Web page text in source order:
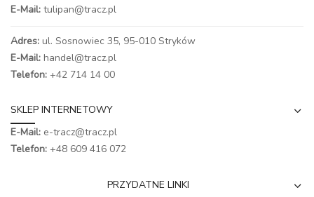
E-Mail: tulipan@tracz.pl
Adres: ul. Sosnowiec 35, 95-010 Stryków
E-Mail: handel@tracz.pl
Telefon: +42 714 14 00
SKLEP INTERNETOWY
E-Mail: e-tracz@tracz.pl
Telefon: +48 609 416 072
PRZYDATNE LINKI